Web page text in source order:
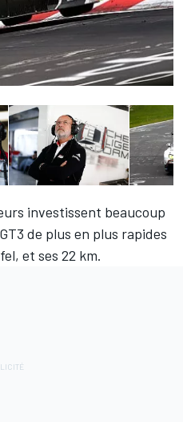
investissent beaucoup
de plus en plus rapides
et ses 22 km.